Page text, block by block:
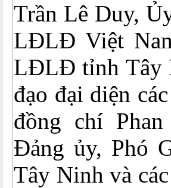
Trần Lê Duy,
LĐLĐ Việt
LĐLĐ tỉnh Tây
đạo đại diện
đồng chí
Đảng ủy, Phó
Tây Ninh và